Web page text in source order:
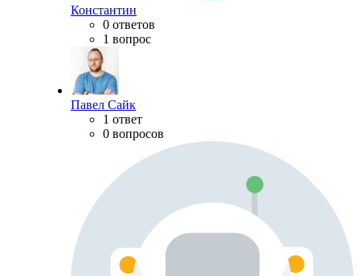
Константин
0 ответов
1 вопрос
Павел Сайк
1 ответ
0 вопросов